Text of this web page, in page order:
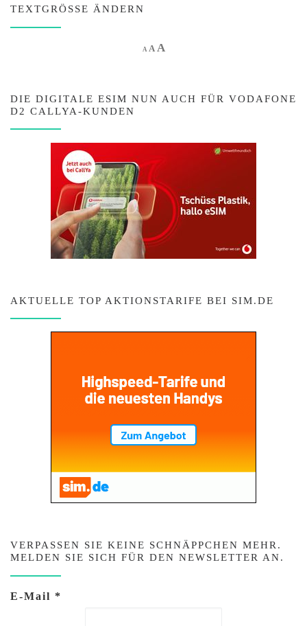
TEXTGRÖSSE ÄNDERN
A Decrease font size.
AReset font size.
AIncrease font size.
DIE DIGITALE ESIM NUN AUCH FÜR VODAFONE
D2 CALLYA-KUNDEN
AKTUELLE TOP AKTIONSTARIFE BEI SIM.DE
VERPASSEN SIE KEINE SCHNÄPPCHEN MEHR.
MELDEN SIE SICH FÜR DEN NEWSLETTER AN.
E-Mail *